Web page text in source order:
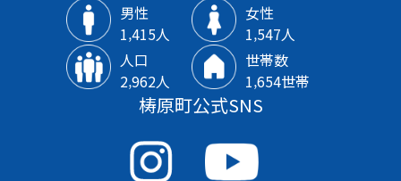
男性
1‚415人
女性
1‚547人
人口
2‚962人
世帯数
1‚654世帯
梼原町公式SNS